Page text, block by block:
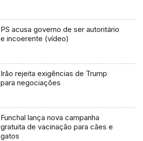
PS acusa governo de ser autoritário
e incoerente (vídeo)
Irão rejeita exigências de Trump
para negociações
Funchal lança nova campanha
gratuita de vacinação para cães e
gatos